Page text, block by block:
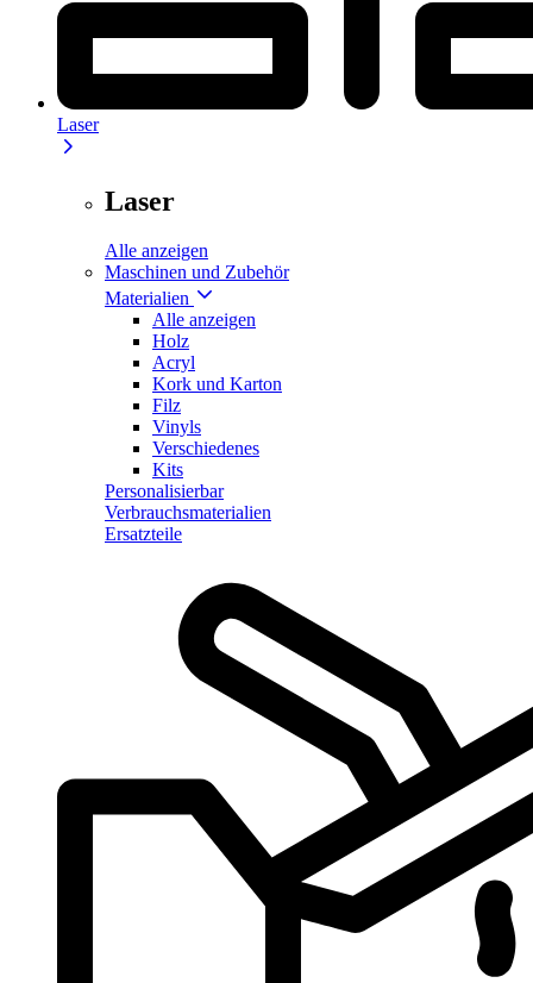
Laser
Laser
Alle anzeigen
Maschinen und Zubehör
Materialien
Alle anzeigen
Holz
Acryl
Kork und Karton
Filz
Vinyls
Verschiedenes
Kits
Personalisierbar
Verbrauchsmaterialien
Ersatzteile